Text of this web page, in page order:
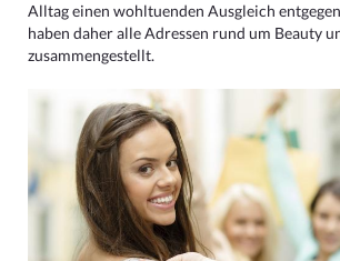
Alltag einen wohltuenden Ausgleich
haben daher alle Adressen rund um Beauty
zusammengestellt.